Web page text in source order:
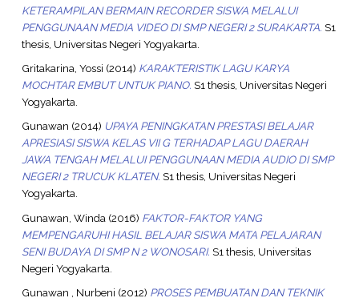
KETERAMPILAN BERMAIN RECORDER SISWA MELALUI
PENGGUNAAN MEDIA VIDEO DI SMP NEGERI 2 SURAKARTA. S1
thesis, Universitas Negeri Yogyakarta.
Gritakarina, Yossi (2014) KARAKTERISTIK LAGU KARYA
MOCHTAR EMBUT UNTUK PIANO. S1 thesis, Universitas Negeri
Yogyakarta.
Gunawan (2014) UPAYA PENINGKATAN PRESTASI BELAJAR
APRESIASI SISWA KELAS VII G TERHADAP LAGU DAERAH
JAWA TENGAH MELALUI PENGGUNAAN MEDIA AUDIO DI SMP
NEGERI 2 TRUCUK KLATEN. S1 thesis, Universitas Negeri
Yogyakarta.
Gunawan, Winda (2016) FAKTOR-FAKTOR YANG
MEMPENGARUHI HASIL BELAJAR SISWA MATA PELAJARAN
SENI BUDAYA DI SMP N 2 WONOSARI. S1 thesis, Universitas
Negeri Yogyakarta.
Gunawan , Nurbeni (2012) PROSES PEMBUATAN DAN TEKNIK